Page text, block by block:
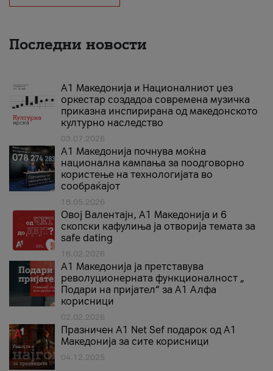
Последни новости
А1 Македонија и Националниот џез
оркестар создадоа современа музичка
приказна инспирирана од македонското
културно наследство
03.07.2026
A1 Македонија почнува моќна
национална кампања за поодговорно
користење на технологијата во
сообраќајот
18.05.2026
Овој Валентајн, A1 Македонија и 6
скопски кафулиња ја отворија темата за
safe dating
16.02.2026
А1 Македонија ја претставува
револуционерната функционалност „
Подари на пријател“ за А1 Алфа
корисници
02.02.2026
Празничен A1 Net Sеf подарок од А1
Македонија за сите корисници
04.12.2025